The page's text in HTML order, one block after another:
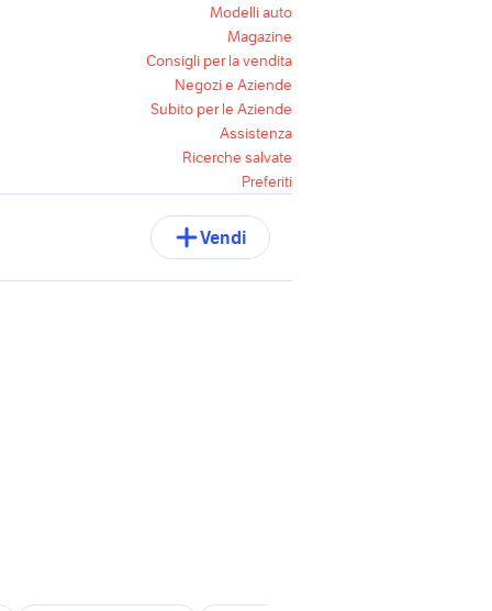
Modelli auto
Magazine
Consigli per la vendita
Negozi e Aziende
Subito per le Aziende
Assistenza
Ricerche salvate
Preferiti
Vendi